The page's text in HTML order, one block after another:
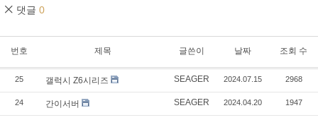
댓글 0
번호 제목 글쓴이 날짜 조회 수
25 갤럭시 Z6시리즈 SEAGER 2024.07.15 2968
24 간이서버 SEAGER 2024.04.20 1947